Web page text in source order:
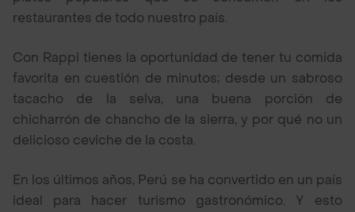
restaurantes de todo nuestro país.
Con Rappi tienes la oportunidad de tener tu comida
favorita en cuestión de minutos; desde un sabroso
tacacho de la selva, una buena porción de
chicharrón de chancho de la sierra, y por qué no un
delicioso ceviche de la costa.
En los últimos años, Perú se ha convertido en un país
ideal para hacer turismo gastronómico. Y esto